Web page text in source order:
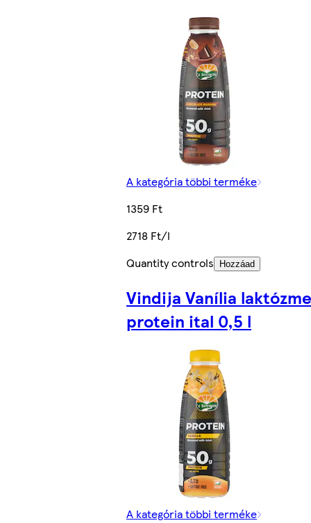
A kategória többi terméke
1359 Ft
2718 Ft/l
Quantity controls
Hozzáad
Vindija Vanília
protein ital 0,5 l
A kategória többi terméke